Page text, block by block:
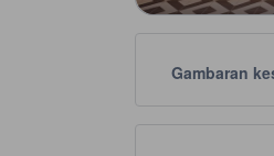
Gambaran